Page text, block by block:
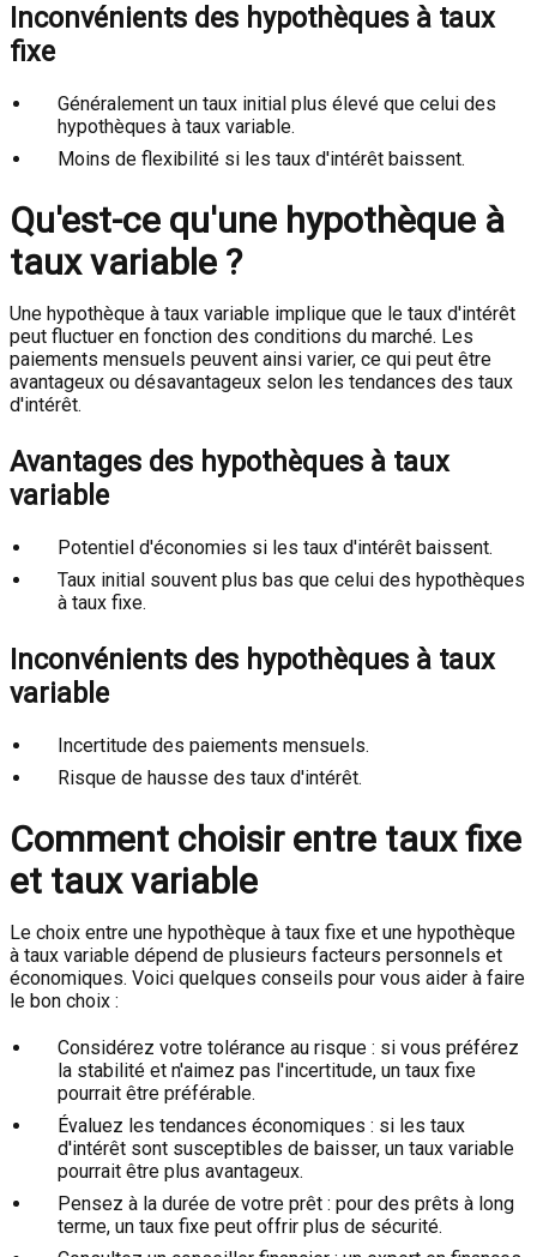
Inconvénients des hypothèques à taux
fixe
Généralement un taux initial plus élevé que celui des
hypothèques à taux variable.
Moins de flexibilité si les taux d'intérêt baissent.
Qu'est-ce qu'une hypothèque à
taux variable ?
Une hypothèque à taux variable implique que le taux d'intérêt
peut fluctuer en fonction des conditions du marché. Les
paiements mensuels peuvent ainsi varier, ce qui peut être
avantageux ou désavantageux selon les tendances des taux
d'intérêt.
Avantages des hypothèques à taux
variable
Potentiel d'économies si les taux d'intérêt baissent.
Taux initial souvent plus bas que celui des hypothèques
à taux fixe.
Inconvénients des hypothèques à taux
variable
Incertitude des paiements mensuels.
Risque de hausse des taux d'intérêt.
Comment choisir entre taux fixe
et taux variable
Le choix entre une hypothèque à taux fixe et une hypothèque
à taux variable dépend de plusieurs facteurs personnels et
économiques. Voici quelques conseils pour vous aider à faire
le bon choix :
Considérez votre tolérance au risque : si vous préférez
la stabilité et n'aimez pas l'incertitude, un taux fixe
pourrait être préférable.
Évaluez les tendances économiques : si les taux
d'intérêt sont susceptibles de baisser, un taux variable
pourrait être plus avantageux.
Pensez à la durée de votre prêt : pour des prêts à long
terme, un taux fixe peut offrir plus de sécurité.